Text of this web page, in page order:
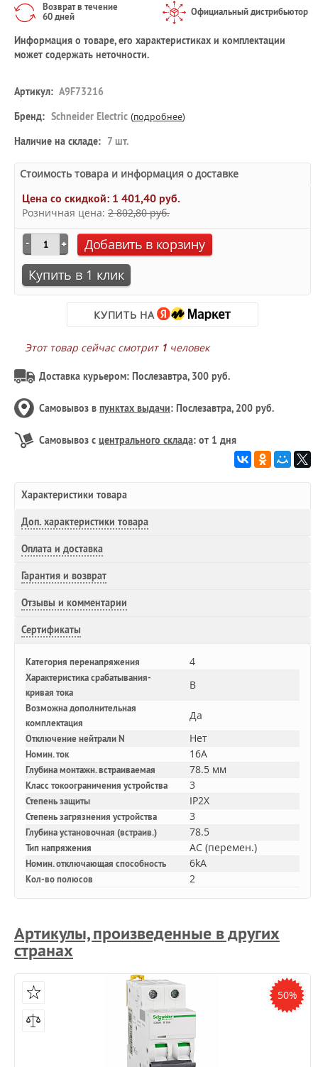
Возврат в течение
60 дней
Официальный дистрибьютор
Информация о товаре, его характеристиках и комплектации
может содержать неточности.
Артикул: A9F73216
Бренд: Schneider Electric (подробнее)
Наличие на складе: 7 шт.
Стоимость товара и информация о доставке
Цена со скидкой: 1 401,40 руб.
Розничная цена: 2 802,80 руб.
Добавить в корзину
Купить в 1 клик
КУПИТЬ НА
Этот товар сейчас смотрит 1 человек
Доставка курьером: Послезавтра, 300 руб.
Самовывоз в пунктах выдачи: Послезавтра, 200 руб.
Самовывоз с центрального склада: от 1 дня
Характеристики товара
Доп. характеристики товара
Оплата и доставка
Гарантия и возврат
Отзывы и комментарии
Сертификаты
Категория перенапряжения 4
Характеристика срабатывания-
кривая тока
B
Возможна дополнительная
комплектация
Да
Отключение нейтрали N Нет
Номин. ток 16A
Глубина монтажн. встраиваемая 78.5 мм
Класс токоограничения устройства 3
Степень защиты IP2X
Степень загрязнения устройства 3
Глубина установочная (встраив.) 78.5
Тип напряжения AC (перемен.)
Номин. отключающая способность 6kA
Кол-во полюсов 2
Артикулы, произведенные в других
странах
50%